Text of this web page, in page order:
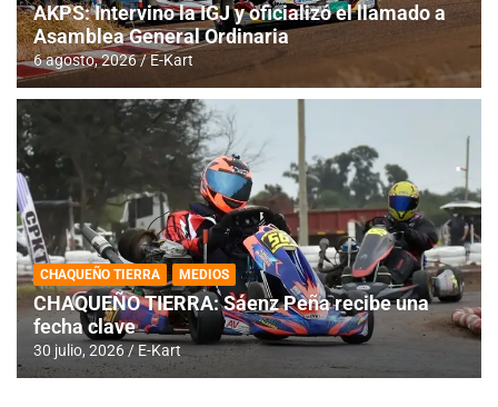
AKPS: Intervino la IGJ y oficializó el llamado a
Asamblea General Ordinaria
6 agosto, 2026 E-Kart
CHAQUEÑO TIERRA MEDIOS
CHAQUEÑO TIERRA: Sáenz Peña recibe una
fecha clave
30 julio, 2026 E-Kart